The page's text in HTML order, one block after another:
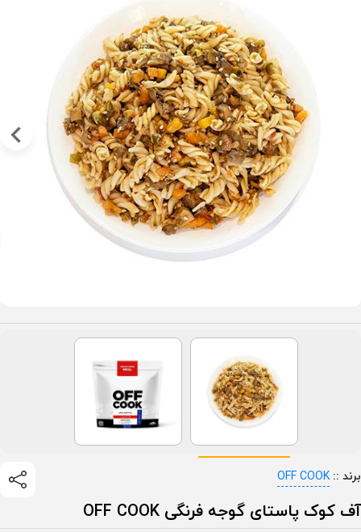
برند :: OFF COOK
آف کوک پاستای گوجه فرنگی OFF COOK